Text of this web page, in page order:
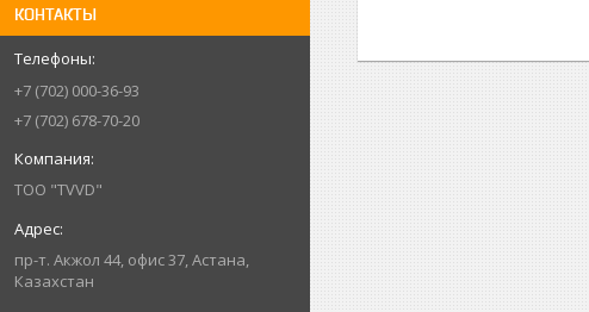
КОНТАКТЫ
+7 (702) 000-36-93
+7 (702) 678-70-20
ТОО "TVVD"
пр-т. Акжол 44, офис 37, Астана,
Казахстан